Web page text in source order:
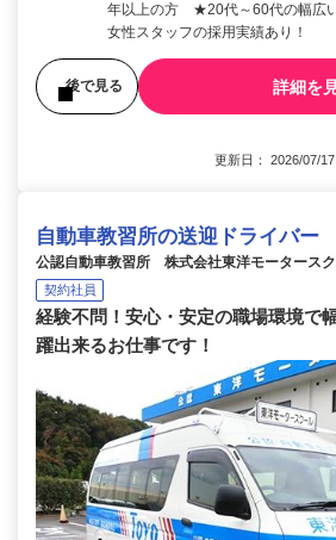
年以上の方 ★20代～60代の幅広
女性スタッフの採用実績あり！
後で見る 詳細を
更新日： 2026/07/
自動車教習所の送迎ドライバー
公認自動車教習所 株式会社東洋モータース
契約社員
経験不問！安心・安定の職場環境で
躍出来るお仕事です！